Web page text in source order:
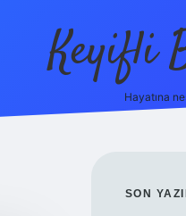
Keyifli
Hayatına
SON